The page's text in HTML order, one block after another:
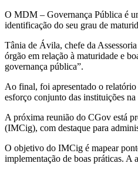
O MDM – Governança Pública é
identificação do seu grau de
Tânia de Ávila, chefe da
órgão em relação à maturidade e
governança pública”.
Ao final, foi apresentado o
esforço conjunto das instituições
A próxima reunião do CGov está
(IMCig), com destaque para
O objetivo do IMCig é mapear
implementação de boas práticas. A